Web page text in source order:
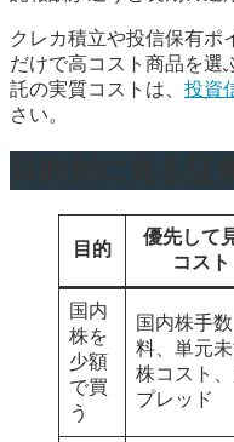
クレカ積立や投信保有ポ
だけで高コスト商品を選
託の実質コストは、 投資
さい。
目的
優先して
コスト
国内
株を
少額
で買
う
国内株手数
料、単元
株コスト
プレッド